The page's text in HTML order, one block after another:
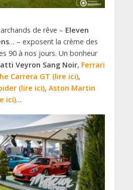
de rêve – Eleven
… – exposent la crème des
90 à nos jours. Un bonheur
Veyron Sang Noir, Ferrari
Carrera GT (lire ici),
(lire ici), Aston Martin
ici)…